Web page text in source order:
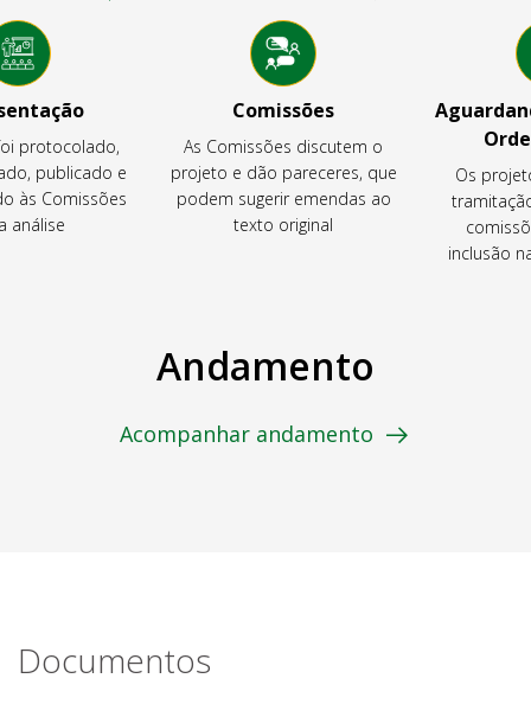
protocolado,
publicado e
às Comissões
análise
Comissões
As Comissões discutem o
projeto e dão pareceres, que
podem sugerir emendas ao
texto original
Os
inclusão
Andamento
Acompanhar andamento
Documentos